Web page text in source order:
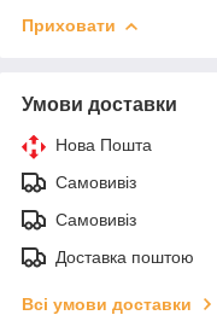
Приховати
Умови доставки
Нова Пошта
Самовивіз
Самовивіз
Доставка поштою
Всі умови доставки